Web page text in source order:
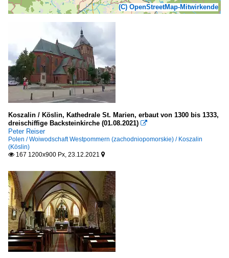
(C) OpenStreetMap-Mitwirkende
Koszalin / Köslin, Kathedrale St. Marien, erbaut von 1300 bis 1333,
dreischiffige Backsteinkirche (01.08.2021) 
Peter Reiser
Polen / Woiwodschaft Westpommern (zachodniopomorskie) / Koszalin
(Köslin)
 167 1200x900 Px, 23.12.2021 